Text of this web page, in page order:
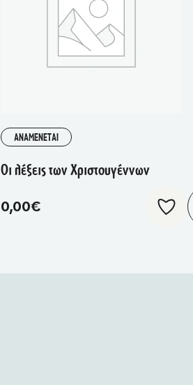
ΑΝΑΜΕΝΕΤΑΙ
Οι λέξεις των Χριστουγέννων
0,00€